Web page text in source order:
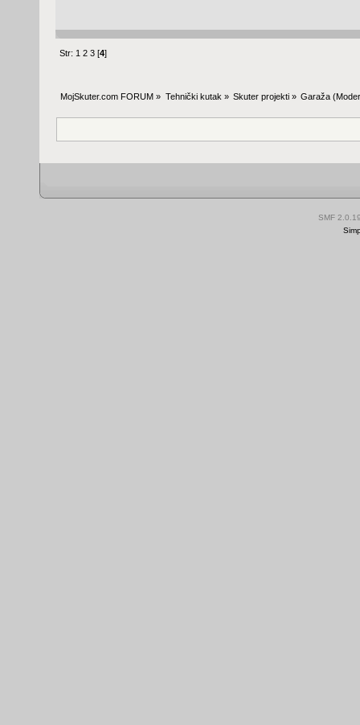
Str: 1 2 3 [4]
MojSkuter.com FORUM » Tehnički kutak » Skuter projekti» Garaža
SMF